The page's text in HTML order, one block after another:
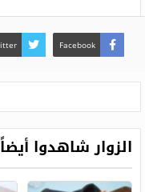
Facebook
الزوار شاهدوا أيضاً